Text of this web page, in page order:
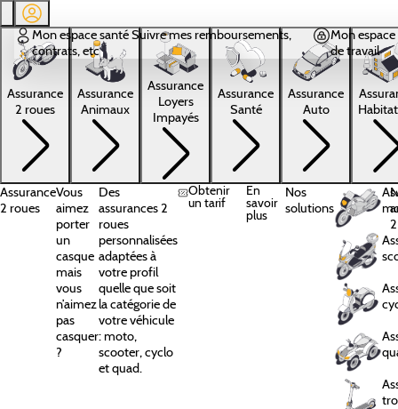
Aller au contenu principal
Mon espace santéSuivre mes remboursements,
contrats, etc
Mon
de travail
Assurance
2 roues
Assurance
Animaux
Assurance
Loyers
Impayés
Assurance
Santé
Assurance
Auto
Assurance
2 roues
Vous
aimez
porter
un
casque
mais
vous
n’aimez
pas
casquer
?
Des
assurances 2
roues
personnalisées
adaptées à
votre profil
quelle que soit
la catégorie de
votre véhicule
: moto,
scooter, cyclo
et quad.
Obtenir
un tarif
En
savoir
plus
Nos
solutions